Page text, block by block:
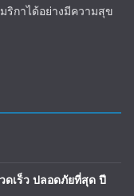
ริกาได้อย่างมีความสุข
ดเร็ว ปลอดภัยที่สุด ปี